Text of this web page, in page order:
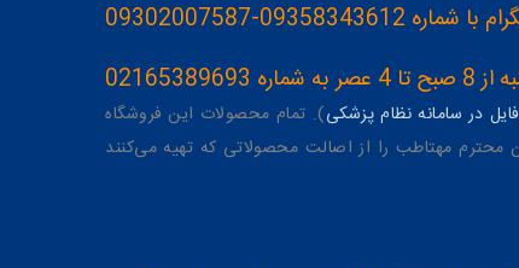
09302007587
در سامانه نظام پزشکی). تمام محصولات این فروشگاه
مهتاطب را از اصالت محصولاتی که تهیه می‌کنند